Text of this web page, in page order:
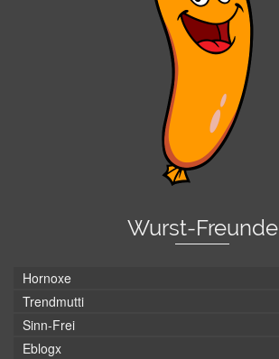
Wurst-Freunde
Hornoxe
Trendmutti
Sinn-Frei
Eblogx